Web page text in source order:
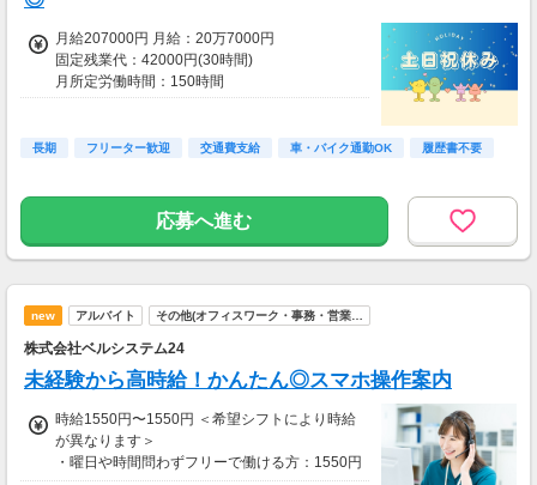
月給207000円 月給：20万7000円
固定残業代：42000円(30時間)
月所定労働時間：150時間
長期 フリーター歓迎 交通費支給 車・バイク通勤OK 履歴書不要
応募へ進む
new アルバイト その他(オフィスワーク・事務・営業…
株式会社ベルシステム24
未経験から高時給！かんたん◎スマホ操作案内
時給1550円〜1550円 ＜希望シフトにより時給
が異なります＞
・曜日や時間問わずフリーで働ける方：1550円